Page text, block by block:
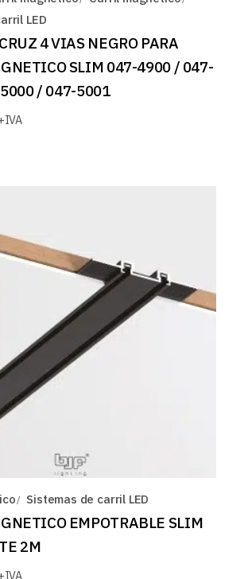
LED
4 VIAS NEGRO PARA
SLIM 047-4900 / 047-
/ 047-5001
Sistemas de carril LED
EMPOTRABLE SLIM
2M